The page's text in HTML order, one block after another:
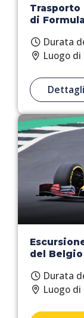
Trasporto
di
Durata
Luogo
Dettagli
del Belgio
Durata
Luogo